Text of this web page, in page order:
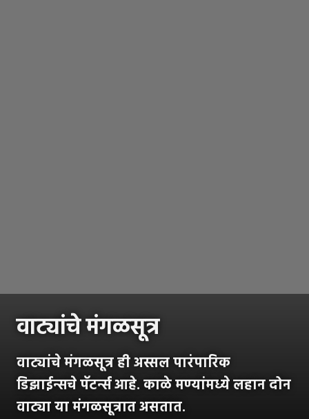
वाट्यांचे मंगळसूत्र
वाट्यांचे मंगळसूत्र ही अस्सल पारंपारिक
डिझाईन्सचे पॅटर्न्स आहे. काळे मण्यांमध्ये लहान दोन
वाट्या या मंगळसूत्रात असतात.